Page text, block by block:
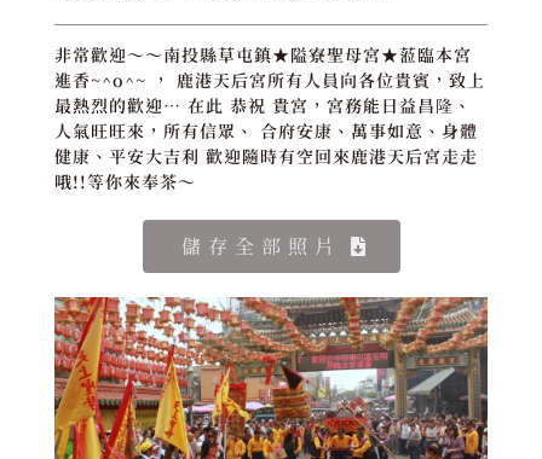
非常歡迎～～南投縣草屯鎮★隘寮聖母宮★蒞臨本宮
進香~^o^~ ， 鹿港天后宮所有人員向各位貴賓，致上
最熱烈的歡迎… 在此 恭祝 貴宮，宮務能日益昌隆、
人氣旺旺來，所有信眾、 合府安康、萬事如意、身體
健康、平安大吉利 歡迎隨時有空回來鹿港天后宮走走
哦!!等你來奉茶～
儲存全部照片